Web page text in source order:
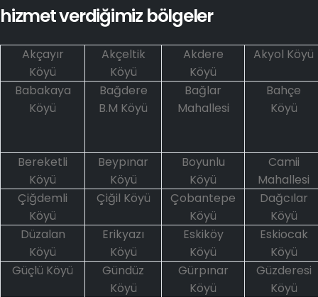
hizmet verdiğimiz bölgeler
Akçayır
Köyü
Akçeltik
Köyü
Akdere
Köyü
Akyol Köyü
Babakaya
Köyü
Bağdere
B.M Köyü
Bağlar
Mahallesi
Bahçe
Köyü
Bereketli
Köyü
Beypınar
Köyü
Boyunlu
Köyü
Camii
Mahallesi
Çiğdemli
Köyü
Çiğil Köyü
Çobantepe
Köyü
Dağcılar
Köyü
Düzalan
Köyü
Erikyazı
Köyü
Eskiköy
Köyü
Eskiocak
Köyü
Güçlü Köyü
Gündüz
Köyü
Gürpınar
Köyü
Güzderesi
Köyü